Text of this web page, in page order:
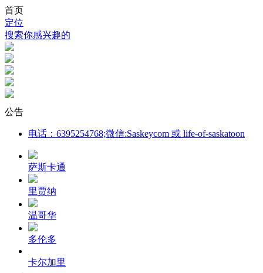
首页
定位
搜索你感兴趣的
公告
电话：6395254768;微信:Saskeycom 或 life-of-saskatoon
萨斯卡通
里贾纳
温哥华
多伦多
卡尔加里